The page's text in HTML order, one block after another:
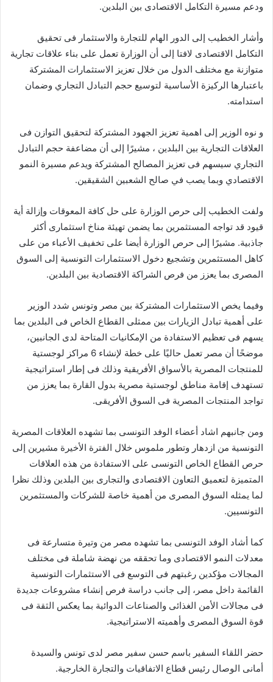
ودعم مسيرة التكامل الاقتصادى بين البلدين.
وأشار الخطيب إلى الدور الهام للتجارة والاستثمار فى تحقيق
التكامل الاقتصادى لافتا إلى أن الوزارة تعمل على بناء علاقات تجارية
متوازنة مع مختلف الدول من خلال تعزيز الاستثمارات المشتركة
باعتبارها الركيزة الأساسية لتوسيع حجم التبادل التجاري وضمان
استدامته.
و نوه الوزير إلى اهمية تعزيز الجهود المشتركة لتحقيق التوازن فى
العلاقات التجارية بين البلدين ، مشيرًا إلى أن مضاعفة حجم التبادل
التجاري سيسهم فى تعزيز المصالح المشتركة ويدعم مسيرة النمو
الاقتصادي وبما يصب في صالح الشعبين الشقيقين.
ولفت الخطيب إلى حرص الوزارة على حل كافة المعوقات وإزالة أية
قيود قد تواجه المستثمرين بما يضمن تهيئة مناخ استثمارى أكثر
جاذبية. مشيرًا إلى حرص الوزارة أيضا على تخفيف الأعباء من على
كاهل المستثمرين وتشجيع دخول الاستثمارات التونسية إلى السوق
المصرى بما يعزز من فرص الشراكة الاقتصادية بين البلدين.
وفيما يخص الاستثمارات المشتركة بين مصر وتونس شدد الوزير
على أهمية تبادل الزيارات بين ممثلى القطاع الخاص فى البلدين بما
يسهم فى تعظيم الاستفادة من الإمكانيات المتاحة لدى الجانبين،
موضحًا أن مصر تعمل حاليًا على خطة لإنشاء 6 مراكز لوجستية
للمنتجات المصرية بالأسواق الأفريقية وذلك فى إطار استراتيجية
تستهدف إقامة مناطق لوجستية مصرية بدول القارة بما يعزز من
تواجد المنتجات المصرية فى السوق الأفريقى.
ومن جانبهم اشاد أعضاء الوفد التونسى بما تشهده العلاقات المصرية
التونسية من ازدهار وتطور ملموس خلال الفترة الأخيرة مشيرين إلى
حرص القطاع الخاص التونسى على الاستفادة من هذه العلاقات
المتميزة لتعميق التعاون الاقتصادى والتجارى بين البلدين وذلك نظرا
لما يمثله السوق المصرى من أهمية خاصة للشركات والمستثمرين
التونسيين.
كما أشاد الوفد التونسى بما تشهده مصر من وتيرة متسارعة فى
معدلات النمو الاقتصادى وما تحققه من نهضة شاملة فى مختلف
المجالات مؤكدين رغبتهم فى التوسع فى الاستثمارات التونسية
القائمة داخل مصر، إلى جانب دراسة فرص إنشاء مشروعات جديدة
فى مجالات الأمن الغذائى والصناعات الدوائية بما يعكس الثقة فى
قوة السوق المصرى وأهميته الاستراتيجية.
حضر اللقاء السفير باسم حسن سفير مصر لدى تونس والسيدة
أمانى الوصال رئيس قطاع الاتفاقيات والتجارة الخارجية.